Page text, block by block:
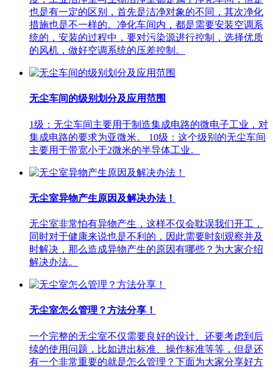
也是有一定的区别，首先是洁净对象的不同，其次净化
措施也是不一样的。净化车间内，都是需要安装空调系
统的，安装的过程中，要对污染源进行控制，选择优质
的风机，做好空调系统的压差控制。
无尘车间的级别划分及应用范围
1级：无尘车间主要用于制造集成电路的微电子工业，对
集成电路的要求为亚微米。 10级：这个级别的无尘车间
主要用于带宽小于2微米的半导体工业。
无尘室异物产生原因及解决办法！
无尘室非常怕有异物产生，这样不仅会耽误我们开工，
同时对于健康来说也是不利的，因此需要时刻观察并及
时解决，那么造成异物产生的原因有哪些？为大家介绍
解决办法。
无尘室怎么管理？方法分享！
一个完整的无尘室不仅需要良好的设计、还要考虑到后
续的使用问题，比如进出标准、操作标准等等，但是还
有一个非常重要的就是怎么管理？下面为大家分享好方